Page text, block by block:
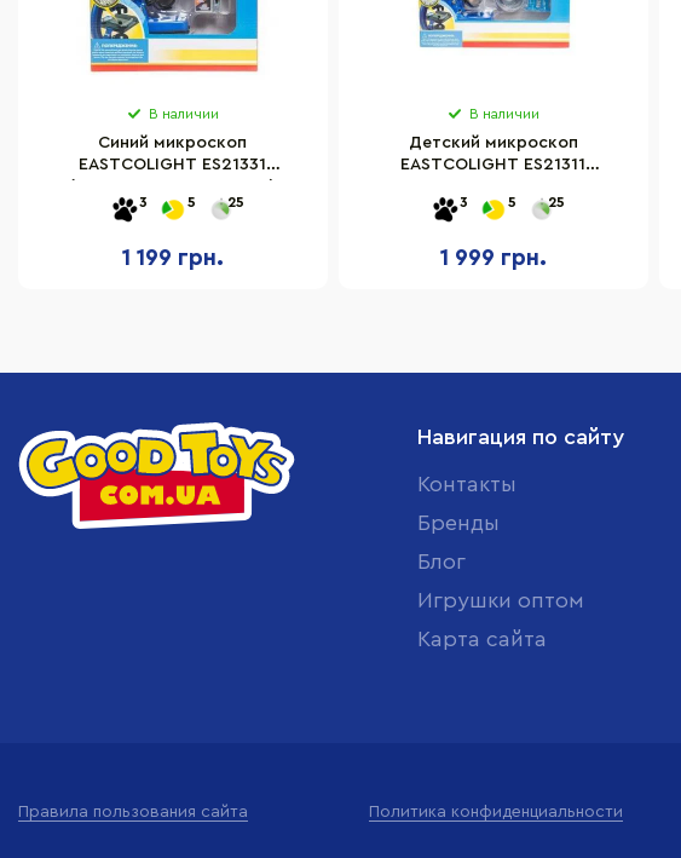
В наличии
Синий микроскоп
EASTCOLIGHT ES21331
3 5 25
1 199 грн.
В наличии
Детский микроскоп
EASTCOLIGHT ES21311
3 5 25
1 999 грн.
Навигация по сайту
Контакты
Бренды
Блог
Игрушки оптом
Карта сайта
Правила пользования сайта Политика конфиденциальности